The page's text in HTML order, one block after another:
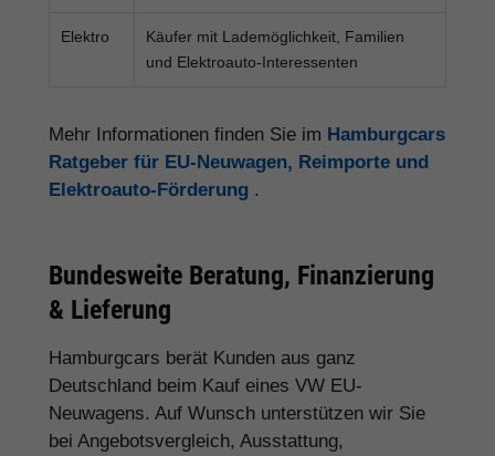
Elektro
Käufer mit Lademöglichkeit, Familien
und Elektroauto-Interessenten
Mehr Informationen finden Sie im Hamburgcars
Ratgeber für EU-Neuwagen, Reimporte und
Elektroauto-Förderung .
Bundesweite Beratung, Finanzierung
& Lieferung
Hamburgcars berät Kunden aus ganz
Deutschland beim Kauf eines VW EU-
Neuwagens. Auf Wunsch unterstützen wir Sie
bei Angebotsvergleich, Ausstattung,